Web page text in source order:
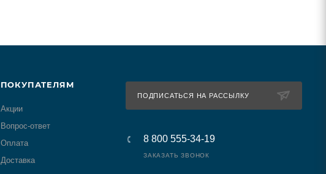
ПОКУПАТЕЛЯМ
Акции
Вопрос-ответ
Оплата
Доставка
ПОДПИСАТЬСЯ НА РАССЫЛКУ
8 800 555-34-19
ЗАКАЗАТЬ ЗВОНОК